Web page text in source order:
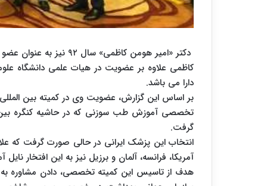
دکتر «امیر هومن کاظمی» سال ۹۲ نیز به عنوان عضو هیات رئیسه فدراسیون جهانی طب سوزنی انتخاب شده بود.
کاظمی علاوه بر عضویت در هیات علمی دانشگاه
دارا می باشد.
بر اساس این گزارش، عضویت وی در کمیته بین
تخصصی آموزش طب سوزنی که در حاشیه کنگره بین
گرفت.
انتخاب این پزشک ایرانی در حالی صورت گرفت که
آمریکا، فرانسه، آلمان و برزیل نیز به این افتخار نایل
هدف از تاسیس این کمیته تخصصی، دادن مشاوره